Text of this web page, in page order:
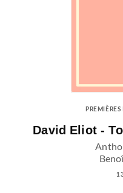
David Eliot -